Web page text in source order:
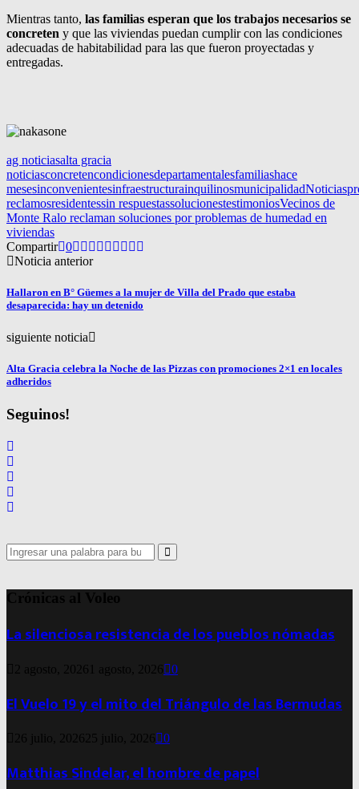
Mientras tanto, las familias esperan que los trabajos necesarios se
concreten y que las viviendas puedan cumplir con las condiciones
adecuadas de habitabilidad para las que fueron proyectadas y
entregadas.
ag noticiasalta gracia
noticiasconcretencondicionesdepartamentalesfamiliashace
mesesinconvenientesinfraestructurainquilinosmunicipalidadNoticias
reclamosresidentessin respuestassolucionestestimoniosVecinos de
Monte Ralo reclaman soluciones por problemas de humedad en
viviendas
Compartir 0
Noticia anterior
Hallaron en B° Güemes a la mujer de Villa del Prado que estaba
desaparecida: hay un detenido
siguiente noticia
Alta Gracia celebra la Noche de las Pizzas con promociones 2×1 en locales
adheridos
Seguinos!
Search
for:
Search
Crónicas al Voleo
La silenciosa resistencia de los pueblos nómadas
2 agosto, 2026 1 agosto, 2026 0
El Vuelo 19 y el mito del Triángulo de las Bermudas
26 julio, 2026 25 julio, 2026 0
Matthias Sindelar, el hombre de papel